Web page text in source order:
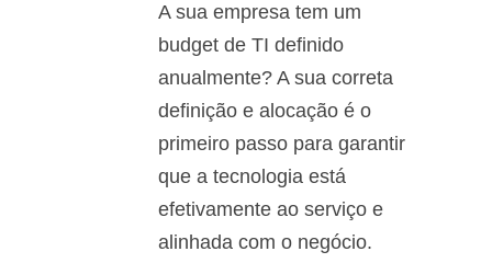
A sua empresa tem um
budget de TI definido
anualmente? A sua correta
definição e alocação é o
primeiro passo para garantir
que a tecnologia está
efetivamente ao serviço e
alinhada com o negócio.